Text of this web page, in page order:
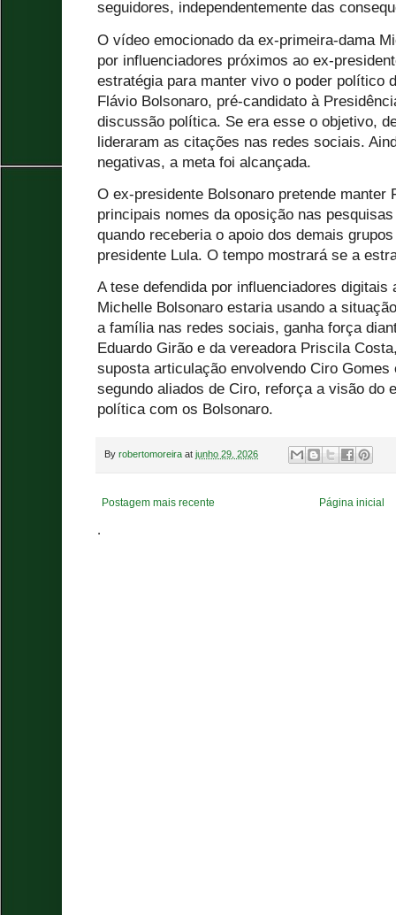
seguidores, independentemente das
O vídeo emocionado da ex-primeira-dama
por influenciadores próximos ao ex-
estratégia para manter vivo o poder político
Flávio Bolsonaro, pré-candidato à
discussão política. Se era esse o objetivo,
lideraram as citações nas redes sociais.
negativas, a meta foi alcançada.
O ex-presidente Bolsonaro pretende manter
principais nomes da oposição nas
quando receberia o apoio dos demais
presidente Lula. O tempo mostrará se a
A tese defendida por influenciadores digitais
Michelle Bolsonaro estaria usando a
a família nas redes sociais, ganha força
Eduardo Girão e da vereadora Priscila
suposta articulação envolvendo Ciro
segundo aliados de Ciro, reforça a visão do
política com os Bolsonaro.
By robertomoreira at junho 29, 2026
Postagem mais recente Página inicial
.